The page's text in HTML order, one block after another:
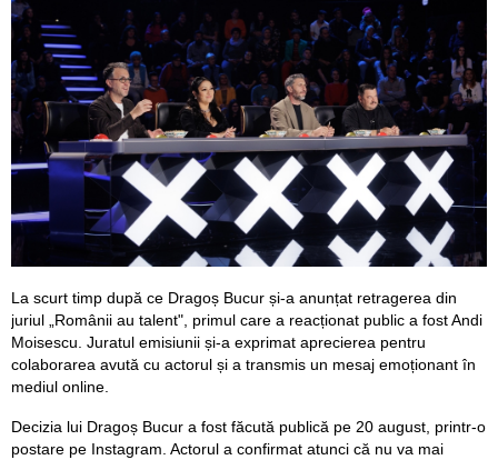
La scurt timp după ce Dragoș Bucur și-a anunțat retragerea din
juriul „Românii au talent", primul care a reacționat public a fost Andi
Moisescu. Juratul emisiunii și-a exprimat aprecierea pentru
colaborarea avută cu actorul și a transmis un mesaj emoționant în
mediul online.
Decizia lui Dragoș Bucur a fost făcută publică pe 20 august, printr-o
postare pe Instagram. Actorul a confirmat atunci că nu va mai